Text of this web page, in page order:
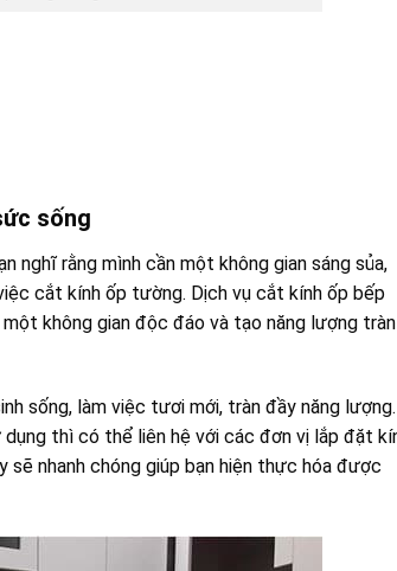
sống
nghĩ rằng mình cần một không gian sáng sủa,
cắt kính ốp tường. Dịch vụ cắt kính ốp bếp
không gian độc đáo và tạo năng lượng tràn
sống, làm việc tươi mới, tràn đầy năng lượng.
thì có thể liên hệ với các đơn vị lắp đặt
nhanh chóng giúp bạn hiện thực hóa được